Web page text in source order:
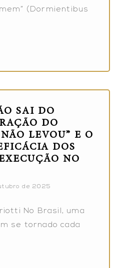
(Dormientibus
SAI DO
DO
LEVOU” E O
DOS
NO
de 2025
No Brasil, uma
se tornado cada